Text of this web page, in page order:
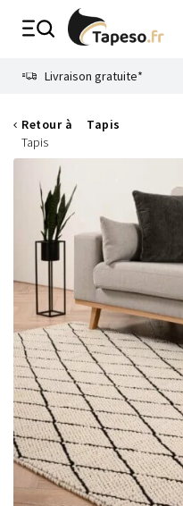
Livraison gratuite*
Retour à
Tapis
Tapis